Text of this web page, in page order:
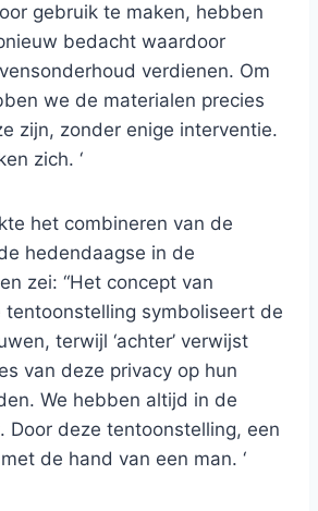
gebruik te maken, hebben
bedacht waardoor
verdienen. Om
we de materialen precies
zijn, zonder enige interventie.
zich. ‘
het combineren van de
hedendaagse in de
zei: “Het concept van
tentoonstelling symboliseert de
terwijl ‘achter’ verwijst
van deze privacy op hun
We hebben altijd in de
Door deze tentoonstelling, een
de hand van een man. ‘